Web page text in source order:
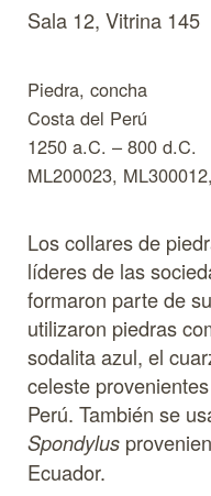
Sala 12, Vitrina 145
Piedra, concha
Costa del Perú
1250 a.C. – 800 d.C.
ML200023,
Los collares de
líderes de las
formaron parte de
utilizaron piedras
sodalita azul, el
celeste
Perú. También se
Spondylus
Ecuador.